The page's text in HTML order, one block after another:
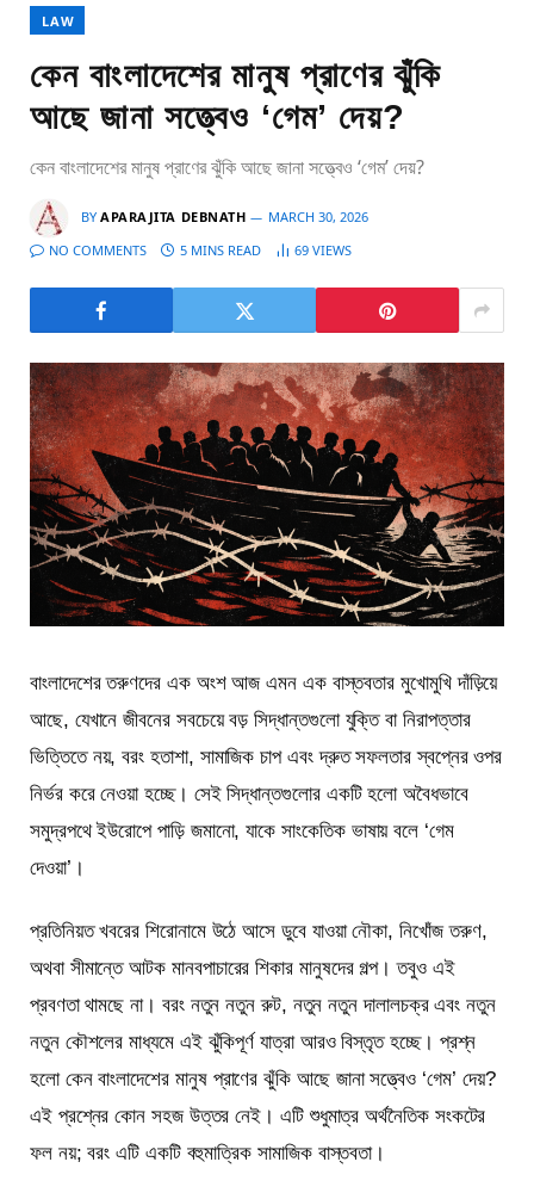
LAW
কেন বাংলাদেশের মানুষ প্রাণের ঝুঁকি
আছে জানা সত্ত্বেও ‘গেম’ দেয়?
কেন বাংলাদেশের মানুষ প্রাণের ঝুঁকি আছে জানা সত্ত্বেও ‘গেম’ দেয়?
BY APARAJITA DEBNATH
MARCH 30, 2026
NO COMMENTS
5 MINS READ 69 VIEWS
বাংলাদেশের তরুণদের এক অংশ আজ এমন এক বাস্তবতার মুখোমুখি দাঁড়িয়ে
আছে, যেখানে জীবনের সবচেয়ে বড় সিদ্ধান্তগুলো যুক্তি বা নিরাপত্তার
ভিত্তিতে নয়, বরং হতাশা, সামাজিক চাপ এবং দ্রুত সফলতার স্বপ্নের ওপর
নির্ভর করে নেওয়া হচ্ছে। সেই সিদ্ধান্তগুলোর একটি হলো অবৈধভাবে
সমুদ্রপথে ইউরোপে পাড়ি জমানো, যাকে সাংকেতিক ভাষায় বলে ‘গেম
দেওয়া’।
প্রতিনিয়ত খবরের শিরোনামে উঠে আসে ডুবে যাওয়া নৌকা, নিখোঁজ তরুণ,
অথবা সীমান্তে আটক মানবপাচারের শিকার মানুষদের গল্প। তবুও এই
প্রবণতা থামছে না। বরং নতুন নতুন রুট, নতুন নতুন দালালচক্র এবং নতুন
নতুন কৌশলের মাধ্যমে এই ঝুঁকিপূর্ণ যাত্রা আরও বিস্তৃত হচ্ছে। প্রশ্ন
হলো কেন বাংলাদেশের মানুষ প্রাণের ঝুঁকি আছে জানা সত্ত্বেও ‘গেম’ দেয়?
এই প্রশ্নের কোন সহজ উত্তর নেই। এটি শুধুমাত্র অর্থনৈতিক সংকটের
ফল নয়; বরং এটি একটি বহুমাত্রিক সামাজিক বাস্তবতা।